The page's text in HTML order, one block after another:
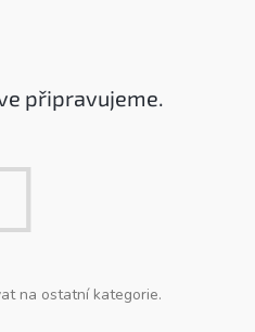
připravujeme.
na ostatní kategorie.